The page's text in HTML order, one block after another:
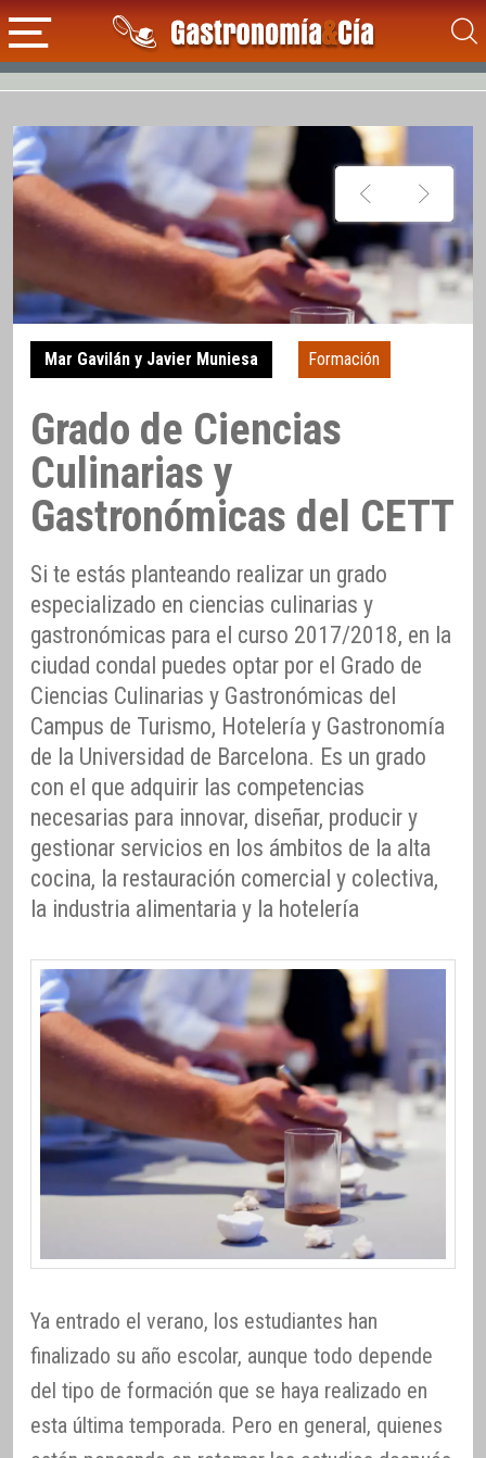
Mar Gavilán y Javier Muniesa Formación
Grado de Ciencias
Culinarias y
Gastronómicas del CETT
Si te estás planteando realizar un grado
especializado en ciencias culinarias y
gastronómicas para el curso 2017/2018, en la
ciudad condal puedes optar por el Grado de
Ciencias Culinarias y Gastronómicas del
Campus de Turismo, Hotelería y Gastronomía
de la Universidad de Barcelona. Es un grado
con el que adquirir las competencias
necesarias para innovar, diseñar, producir y
gestionar servicios en los ámbitos de la alta
cocina, la restauración comercial y colectiva,
la industria alimentaria y la hotelería
Ya entrado el verano, los estudiantes han
finalizado su año escolar, aunque todo depende
del tipo de formación que se haya realizado en
esta última temporada. Pero en general, quienes